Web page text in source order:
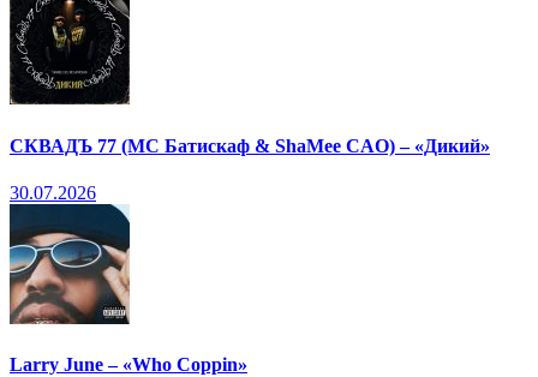
СКВАДЪ 77 (МС Батискаф & ShaMee CAO) – «Дикий»
30.07.2026
Larry June – «Who Coppin»